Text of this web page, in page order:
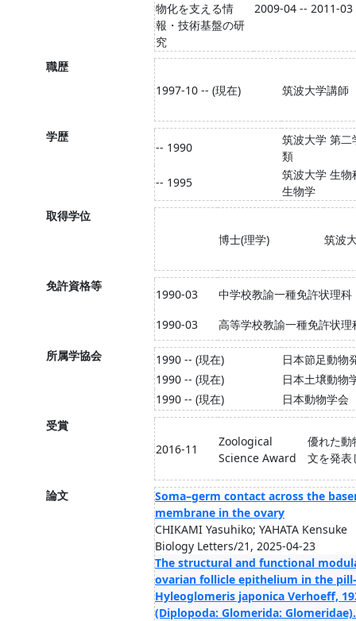
物化を支える情
報・技術基盤の研
究
2009-04 -- 2011-03
職歴
1997-10 -- (現在)
筑波大学講師
学歴
-- 1990
筑波大学 第二
類
-- 1995
筑波大学 生物
生物学
取得学位
博士(理学)
筑波
免許資格等
1990-03
中学校教諭一種免許状理科
1990-03
高等学校教諭一種免許状理
所属学協会 1990 -- (現在)
日本節足動物
1990 -- (現在)
日本土壌動物
1990 -- (現在)
日本動物学会
受賞
2016-11
Zoological
Science Award
優れた動
文を発表
論文
Soma–germ contact across the
membrane in the ovary
CHIKAMI Yasuhiko; YAHATA Kensuke
Biology Letters/21, 2025-04-23
The structural and functional
ovarian follicle epithelium in the
Hyleoglomeris japonica Verhoeff,
(Diplopoda: Glomerida: Glomeridae).